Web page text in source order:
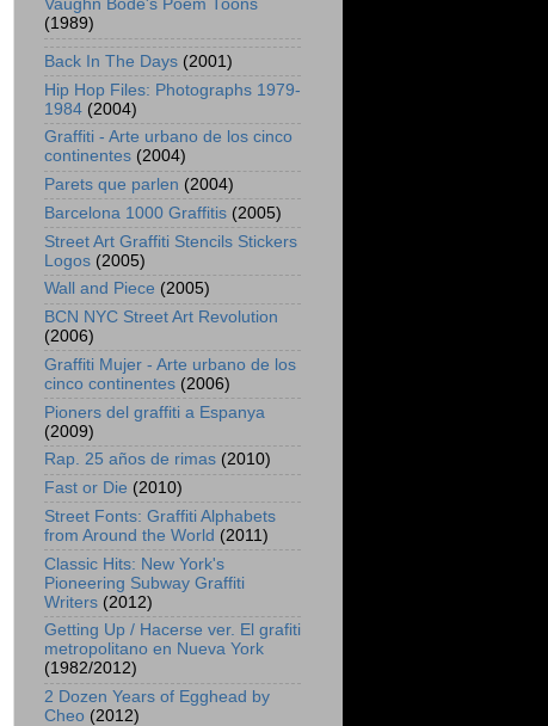
Vaughn Bodē's Poem Toons
(1989)
Back In The Days (2001)
Hip Hop Files: Photographs 1979-
1984 (2004)
Graffiti - Arte urbano de los cinco
continentes (2004)
Parets que parlen (2004)
Barcelona 1000 Graffitis (2005)
Street Art Graffiti Stencils Stickers
Logos (2005)
Wall and Piece (2005)
BCN NYC Street Art Revolution
(2006)
Graffiti Mujer - Arte urbano de los
cinco continentes (2006)
Pioners del graffiti a Espanya
(2009)
Rap. 25 años de rimas (2010)
Fast or Die (2010)
Street Fonts: Graffiti Alphabets
from Around the World (2011)
Classic Hits: New York's
Pioneering Subway Graffiti
Writers (2012)
Getting Up / Hacerse ver. El grafiti
metropolitano en Nueva York
(1982/2012)
2 Dozen Years of Egghead by
Cheo (2012)